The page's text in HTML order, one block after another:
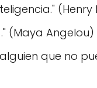
(Henry
(Maya Angelou)
que no